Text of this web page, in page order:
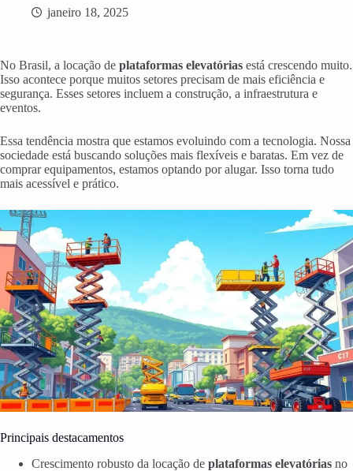
janeiro 18, 2025
No Brasil, a locação de plataformas elevatórias está crescendo muito.
Isso acontece porque muitos setores precisam de mais eficiência e
segurança. Esses setores incluem a construção, a infraestrutura e
eventos.
Essa tendência mostra que estamos evoluindo com a tecnologia. Nossa
sociedade está buscando soluções mais flexíveis e baratas. Em vez de
comprar equipamentos, estamos optando por alugar. Isso torna tudo
mais acessível e prático.
Principais destacamentos
Crescimento robusto da locação de plataformas elevatórias no